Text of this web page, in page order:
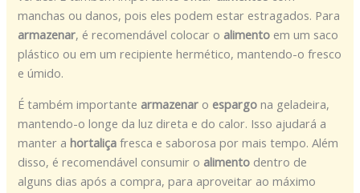
manchas ou danos, pois eles podem estar estragados. Para
armazenar, é recomendável colocar o alimento em um saco
plástico ou em um recipiente hermético, mantendo-o fresco
e úmido.
É também importante armazenar o espargo na geladeira,
mantendo-o longe da luz direta e do calor. Isso ajudará a
manter ahortaliça fresca e saborosa por mais tempo. Além
disso, é recomendável consumir o alimento dentro de
alguns dias após a compra, para aproveitar ao máximo